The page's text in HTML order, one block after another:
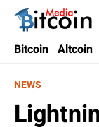
Bitcoin Media
Media Bitcoin
Bitcoin Altcoin
NEWS